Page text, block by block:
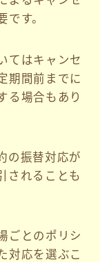
す。
てはキャンセ
期間前までに
る場合もあり
の振替対応が
されることも
ごとのポリシ
対応を選ぶこ